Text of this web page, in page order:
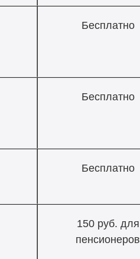
Бесплатно
Бесплатно
Бесплатно
150 руб. для
пенсионеров